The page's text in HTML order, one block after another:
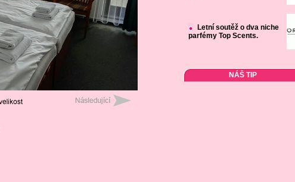
Letní soutěž o dva niche
parfémy Top Scents.
NÁŠ TIP